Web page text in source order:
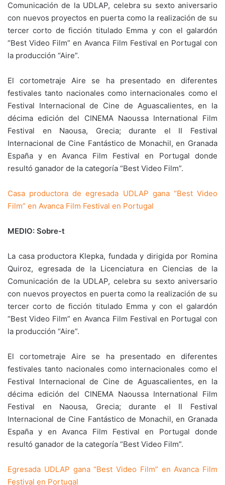
Comunicación de la UDLAP, celebra su sexto aniversario
con nuevos proyectos en puerta como la realización de su
tercer corto de ficción titulado Emma y con el galardón
“Best Video Film” en Avanca Film Festival en Portugal con
la producción “Aire”.
El cortometraje Aire se ha presentado en diferentes
festivales tanto nacionales como internacionales como el
Festival Internacional de Cine de Aguascalientes, en la
décima edición del CINEMA Naoussa International Film
Festival en Naousa, Grecia; durante el II Festival
Internacional de Cine Fantástico de Monachil, en Granada
España y en Avanca Film Festival en Portugal donde
resultó ganador de la categoría “Best Video Film”.
Casa productora de egresada UDLAP gana “Best Video
Film” en Avanca Film Festival en Portugal
MEDIO: Sobre-t
La casa productora Klepka, fundada y dirigida por Romina
Quiroz, egresada de la Licenciatura en Ciencias de la
Comunicación de la UDLAP, celebra su sexto aniversario
con nuevos proyectos en puerta como la realización de su
tercer corto de ficción titulado Emma y con el galardón
“Best Video Film” en Avanca Film Festival en Portugal con
la producción “Aire”.
El cortometraje Aire se ha presentado en diferentes
festivales tanto nacionales como internacionales como el
Festival Internacional de Cine de Aguascalientes, en la
décima edición del CINEMA Naoussa International Film
Festival en Naousa, Grecia; durante el II Festival
Internacional de Cine Fantástico de Monachil, en Granada
España y en Avanca Film Festival en Portugal donde
resultó ganador de la categoría “Best Video Film”.
Egresada UDLAP gana “Best Video Film” en Avanca Film
Festival en Portugal